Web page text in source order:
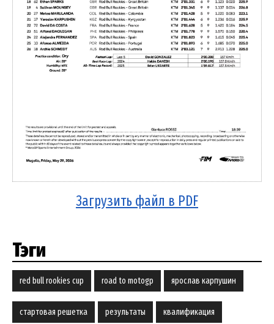
Загрузить файл в PDF
Тэги
red bull rookies cup road to motogp ярослав карпушин
стартовая решетка результаты квалификация